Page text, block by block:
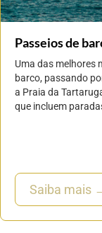
Passeios de
Uma das melhores
barco, passando
a Praia da
que incluem
Saiba mais